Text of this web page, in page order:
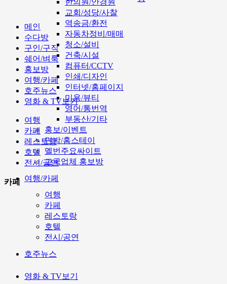
한의원/안경원
교회/성당/사찰
역송금/환전
자동차정비/매매
청소/설비
건축/시설
컴퓨터/CCTV
인쇄/디자인
인터넷/홈페이지
미용/뷰티
영어/통번역
부동산/기타
홍보/이벤트
민박/홈스테이
멜번주요싸이트
고국업체 홍보방
여행/카페
여행
카페
레스토랑
호텔
전시/공연
호주뉴스
영화 & TV보기
메인
수다방
구인/구직
쉐어/벼룩
홍보방
여행/카페
호주뉴스
영화 & TV보기
여행
카페
레스토랑
호텔
전시/공연
카페